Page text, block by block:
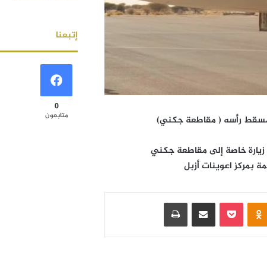
مسقط رأسه ( مقاطعة جكني)
خاصة إلى مقاطعة جكني
بمركز اعوينات أزبل
بوكيت مشاركة عبر البريد
إتبعنا
0
متابعون